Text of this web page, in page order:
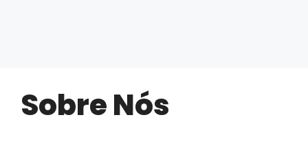
Sobre Nós